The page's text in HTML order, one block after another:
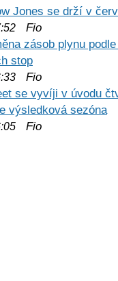
Jones se drží v
Fio
zásob plynu
stop
Fio
se vyvíji v úvodu
výsledková sezóna
Fio